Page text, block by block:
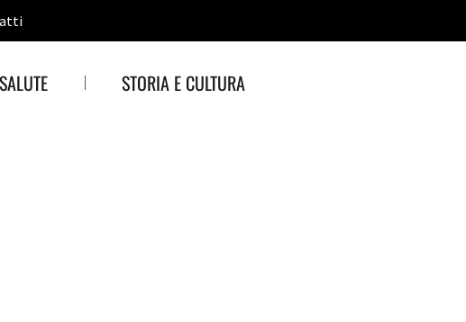
STORIA E CULTURA